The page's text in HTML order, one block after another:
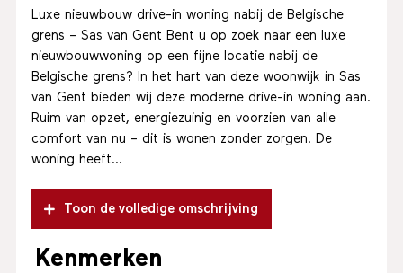
Luxe nieuwbouw drive-in woning nabij de Belgische
grens – Sas van Gent Bent u op zoek naar een luxe
nieuwbouwwoning op een fijne locatie nabij de
Belgische grens? In het hart van deze woonwijk in Sas
van Gent bieden wij deze moderne drive-in woning aan.
Ruim van opzet, energiezuinig en voorzien van alle
comfort van nu – dit is wonen zonder zorgen. De
woning heeft...
Toon de volledige omschrijving
Kenmerken